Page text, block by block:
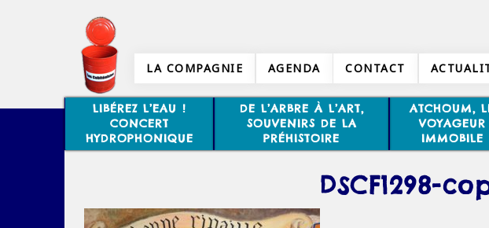
LA COMPAGNIE AGENDA CONTACT
LIBÉREZ L’EAU !
CONCERT
HYDROPHONIQUE
DE L’ARBRE À L’ART,
SOUVENIRS DE LA
PRÉHISTOIRE
ATCHOUM,
VOYAGEUR
IMMOBILE
DSCF1298-